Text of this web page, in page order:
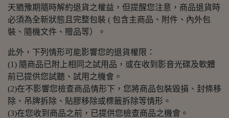
天猶豫期隨時解約退貨之權益，但提醒您注意，商品退貨時
必須為全新狀態且完整包裝 ( 包含主商品、附件、內外包
裝、隨機文件、贈品等）。
此外，下列情形可能影響您的退貨權限：
(1) 隨商品已附上相同之試用品，或在收到影音光碟及軟體
前已提供您試聽、試用之機會。
(2)在不影響您檢查商品情形下，您將商品包裝毀損、封條移
除、吊牌拆除、貼膠移除或標籤拆除等情形。
(3)在您收到商品之前，已提供您檢查商品之機會。